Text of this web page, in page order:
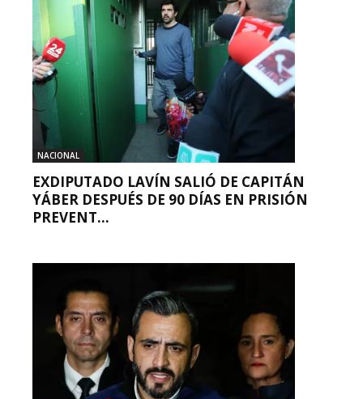
NACIONAL
EXDIPUTADO LAVÍN SALIÓ DE CAPITÁN
YÁBER DESPUÉS DE 90 DÍAS EN PRISIÓN
PREVENT...